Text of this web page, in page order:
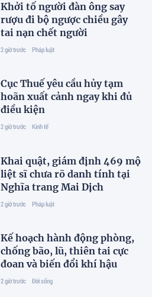
Khởi tố người đàn ông say
rượu đi bộ ngược chiều gây
tai nạn chết người
2 giờ trước Pháp luật
Cục Thuế yêu cầu hủy tạm
hoãn xuất cảnh ngay khi đủ
điều kiện
2 giờ trước Kinh tế
Khai quật, giám định 469 mộ
liệt sĩ chưa rõ danh tính tại
Nghĩa trang Mai Dịch
2 giờ trước Pháp luật
Kế hoạch hành động phòng,
chống bão, lũ, thiên tai cực
đoan và biến đổi khí hậu
2 giờ trước Đời sống